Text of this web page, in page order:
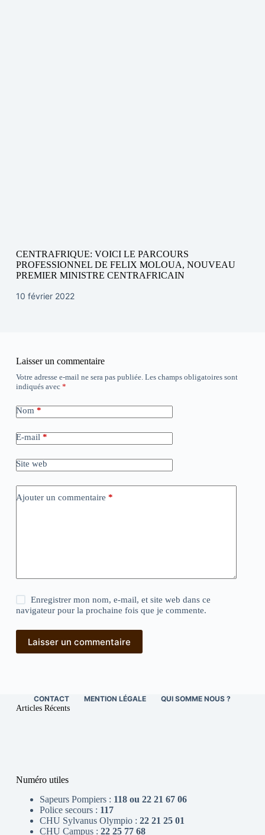
CENTRAFRIQUE: VOICI LE PARCOURS
PROFESSIONNEL DE FELIX MOLOUA, NOUVEAU
PREMIER MINISTRE CENTRAFRICAIN
10 février 2022
Laisser un commentaire
Votre adresse e-mail ne sera pas publiée. Les champs obligatoires sont
indiqués avec *
Nom*
E-mail*
Site web
Ajouter un commentaire *
Enregistrer mon nom, e-mail, et site web dans ce
navigateur pour la prochaine fois que je commente.
Laisser un commentaire
CONTACT MENTION LÉGALE QUI SOMME NOUS ?
Articles Récents
Numéro utiles
Sapeurs Pompiers : 118 ou 22 21 67 06
Police secours : 117
CHU Sylvanus Olympio : 22 21 25 01
CHU Campus : 22 25 77 68